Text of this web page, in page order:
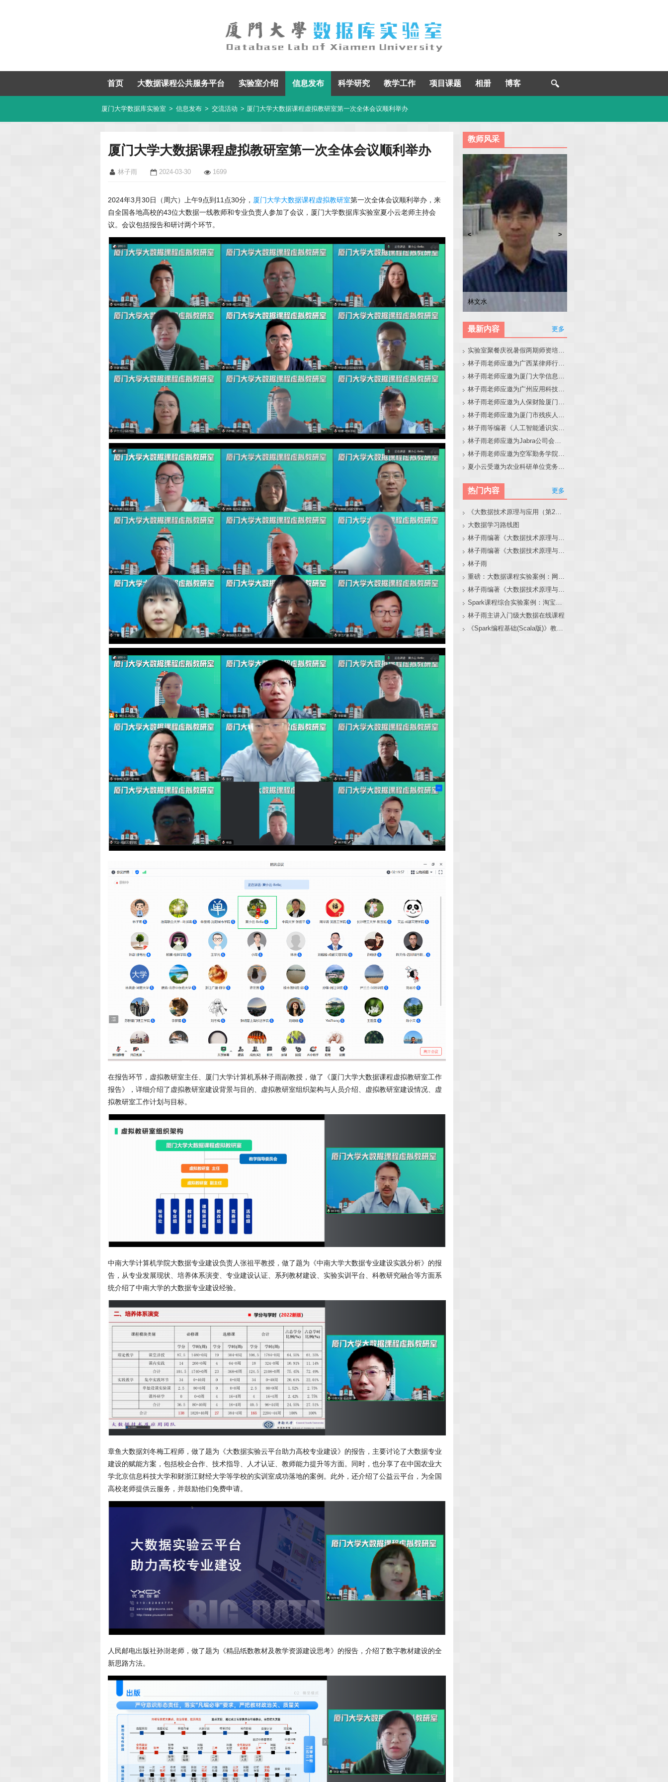
首页 大数据课程公共服务平台 实验室介绍 信息发布 科学研究 教学工作 项目课题 相册 博客
厦门大学数据库实验室 > 信息发布 > 交流活动 > 厦门大学大数据课程虚拟教研室第一次全体会议顺利举办
厦门大学大数据课程虚拟教研室第一次全体会议顺利举办
林子雨 2024-03-30 1699
2024年3月30日（周六）上午9点到11点30分， 厦门大学大数据课程虚拟教研室第一次全体会议顺利举办，来
自全国各地高校的43位大数据一线教师和专业负责人参加了会议，厦门大学数据库实验室夏小云老师主持会
议。会议包括报告和研讨两个环节。
在报告环节，虚拟教研室主任、厦门大学计算机系林子雨副教授，做了《厦门大学大数据课程虚拟教研室工作
报告》，详细介绍了虚拟教研室建设背景与目的、虚拟教研室组织架构与人员介绍、虚拟教研室建设情况、虚
拟教研室工作计划与目标。
中南大学计算机学院大数据专业建设负责人张祖平教授，做了题为《中南大学大数据专业建设实践分析》的报
告，从专业发展现状、培养体系演变、专业建设认证、系列教材建设、实验实训平台、科教研究融合等方面系
统介绍了中南大学的大数据专业建设经验。
章鱼大数据刘冬梅工程师，做了题为《大数据实验云平台助力高校专业建设》的报告，主要讨论了大数据专业
建设的赋能方案，包括校企合作、技术指导、人才认证、教师能力提升等方面。同时，也分享了在中国农业大
学北京信息科技大学和财浙江财经大学等学校的实训室成功落地的案例。此外，还介绍了公益云平台，为全国
高校老师提供云服务，并鼓励他们免费申请。
人民邮电出版社孙澍老师，做了题为《精品纸数教材及教学资源建设思考》的报告，介绍了数字教材建设的全
新思路方法。
教师风采
林子雨
张东站
林文水
冯少荣
< >
最新内容 更多
实验室聚餐庆祝暑假两期师资培训班圆满结束
林子雨老师应邀为广西某律师行业培训班做大模型和智能体讲座
林子雨老师应邀为厦门大学信息学院全国中学生夏令营做大模型讲座
林子雨老师应邀为广州应用科技学院做大模型和智能体讲座
林子雨老师应邀为人保财险厦门分公司做大模型和智能体讲座
林子雨老师应邀为厦门市残疾人联合会做大模型和智能体讲座
林子雨等编著《人工智能通识实践教程》教材官网
林子雨老师应邀为Jabra公司会议做大模型和智能体报告
林子雨老师应邀为空军勤务学院做大模型和智能体讲座
夏小云受邀为农业科研单位党务工作者作专题报告
热门内容 更多
《大数据技术原理与应用（第2版）》教材官网
大数据学习路线图
林子雨编著《大数据技术原理与应用（第3版）》教材官网
林子雨编著《大数据技术原理与应用》教材配套大数据软件安装和编程实践指南
林子雨
重磅：大数据课程实验案例：网站用户行为分析（免费共享）
林子雨编著《大数据技术原理与应用（第3版）》教材配套大数据软件安装和编程实践指南
Spark课程综合实验案例：淘宝双11数据分析与预测
林子雨主讲入门级大数据在线课程
《Spark编程基础(Scala版)》教材官网